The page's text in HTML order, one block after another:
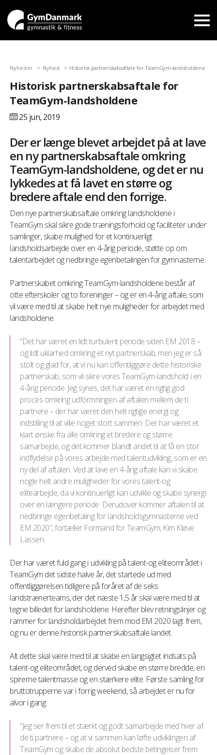
Nyheder Nyhed Historisk partnerskabsaftale for TeamGym-landsholdene
Historisk partnerskabsaftale for
TeamGym-landsholdene
25 jun, 2019
Der er længe blevet arbejdet på at lave
en ny partnerskabsaftale omkring
TeamGym-landsholdene, og det er nu
lykkedes at få lavet en større og
bredere aftale end den forrige.
Den nye partnerskabsaftale omkring landsholdene i
TeamGym skal sikre gode træningsforhold og faciliteter under
samlinger, skabe mulighed for et kontinuerligt
landsholdsarbejde over en 4-årig periode, støtte op om
talentarbejdet og nedbringe egenbetalingen for gymnasterne.
Partnerskabet omkring TeamGym-landsholdene består af
otte efterskoler og to foreninger – og er en 4-årig aftale, som
vil være med til at skabe helt nye muligheder for arbejdet med
landsholdene.
“Det har været en lidt turbulent periode siden EM 2018 –
og lidt uklarhed omkring et nyt partnerskab, men jeg er så
stolt og glad for, at vi nu kan offentliggøre dette historiske
partnerskab, som vil sikre vores TeamGym-landshold i en
4-årig periode. Jeg synes, det har været en rigtig god
proces omkring udformningen af aftalen mellem de ti
partnere – der har været den helt rigtige energi og
indstilling til at ville noget stort sammen. Der har været et
klart ønske fra alle omkring et bredere og større
samarbejde, og det kommer blandt andet til at få en stor
indflydelse på vores arbejde med talentudvikling, som er en
ny del af aftalen. Ved at lave en 4-årig aftale kan vi skabe
nogle helt andre muligheder for vores talent-og
elitearbejde, da vi kontinuerligt kan udvikle og skabe synergi
over en længere periode. Derudover kommer aftalen til at
nedbringe egenbetaling for landsholdsgymnasterne ved
EM 2020″, fortæller Formand for TeamGym, Kim Kløve
Lassen.
Der har været fuld gang i udvikling på talent-og eliteområdet i
TeamGym det sidste halve år, det startede ud med
offentliggørelsen tidligere på foråret af de seks
landstrænerteams, der det næste 1,5 år skal være med til at
tegne billedet for landsholdene. Herefter blev retningslinjer og
rammer for landsholdarbejdet frem mod EM 2020 lagt frem,
og nu er denne historisk partnerskabsaftale landet.
Alt dette skal være med til at skabe en langsigtet indsats på
talent-og eliteområdet, og derved skabe en større bredde, en
spirerne talentmasse og en stærkere elite. Første samling for
bruttotrupperne var i forrig weekend, så arbejdet er nu for
alvor i gang.
“Jeg ser frem til et stærkt og godt samarbejde med hver af
de ti partnere – og at vi sammen kan løfte udviklingen af
TeamGym og skabe de absolut bedste betingelser frem